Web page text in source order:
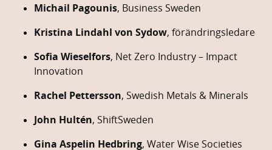
Michail Pagounis, Business Sweden
Kristina Lindahl von Sydow, förändringsledare
Sofia Wieselfors, NetZero Industry – Impact
Innovation
Rachel Pettersson, Swedish Metals & Minerals
John Hultén, ShiftSweden
Gina Aspelin Hedbring, WaterWiseSocieties